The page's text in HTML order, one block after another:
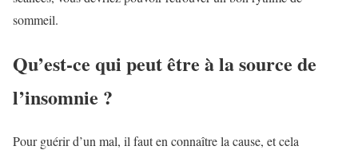
sommeil.
Qu’est-ce qui peut être à la source de
l’insomnie ?
Pour guérir d’un mal, il faut en connaître la cause, et cela